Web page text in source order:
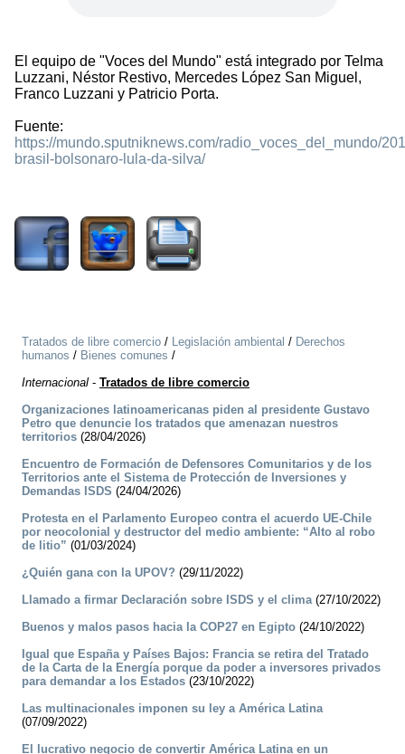
El equipo de "Voces del Mundo" está integrado por Telma
Luzzani, Néstor Restivo, Mercedes López San Miguel,
Franco Luzzani y Patricio Porta.
Fuente:
https://mundo.sputniknews.com/radio_voces_del_mundo/
brasil-bolsonaro-lula-da-silva/
Tratados de libre comercio / Legislación ambiental / Derechos
humanos / Bienes comunes /
Internacional - Tratados de libre comercio
Organizaciones latinoamericanas piden al presidente Gustavo
Petro que denuncie los tratados que amenazan nuestros
territorios (28/04/2026)
Encuentro de Formación de Defensores Comunitarios y de los
Territorios ante el Sistema de Protección de Inversiones y
Demandas ISDS (24/04/2026)
Protesta en el Parlamento Europeo contra el acuerdo UE-Chile
por neocolonial y destructor del medio ambiente: “Alto al robo
de litio” (01/03/2024)
¿Quién gana con la UPOV? (29/11/2022)
Llamado a firmar Declaración sobre ISDS y el clima(27/10/2022)
Buenos ­y malos pasos hacia la COP27 en Egipto (24/10/2022)
Igual que España y Países Bajos: Francia se retira del Tratado
de la Carta de la Energía porque da poder a inversores privados
para demandar a los Estados (23/10/2022)
Las multinacionales imponen su ley a América Latina
(07/09/2022)
El lucrativo negocio de convertir América Latina en un